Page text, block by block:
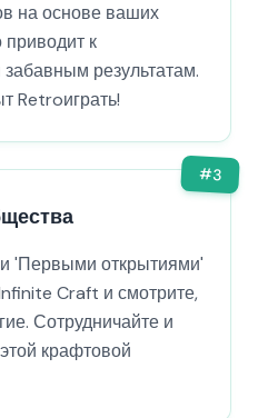
на основе ваших
приводит к
результатам.
Retroиграть!
#3
'Первыми открытиями'
Craft и смотрите,
Сотрудничайте и
крафтовой